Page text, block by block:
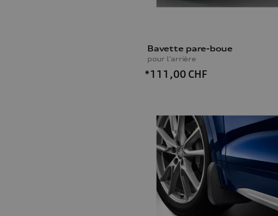
Bavette pare-boue
pour l'arrière
*111,00 CHF